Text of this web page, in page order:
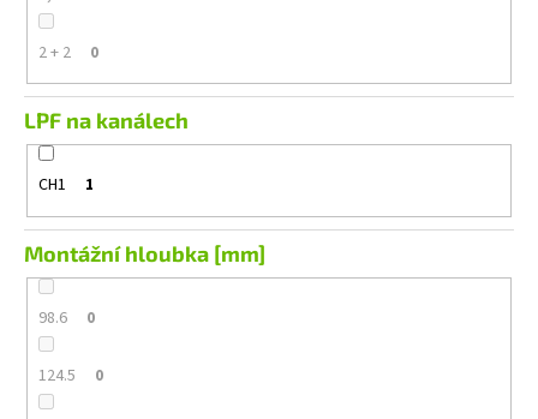
2 + 2 0
LPF na kanálech
CH1 1
Montážní hloubka [mm]
98.6 0
124.5 0